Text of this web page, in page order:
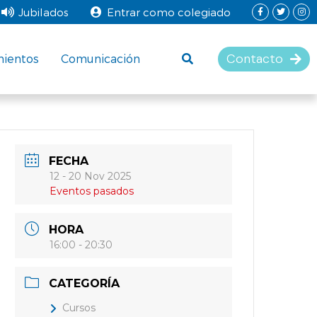
Jubilados Entrar como colegiado
Comunicación Contacto
FECHA
12 - 20 Nov 2025
Eventos pasados
HORA
16:00 - 20:30
CATEGORÍA
Cursos